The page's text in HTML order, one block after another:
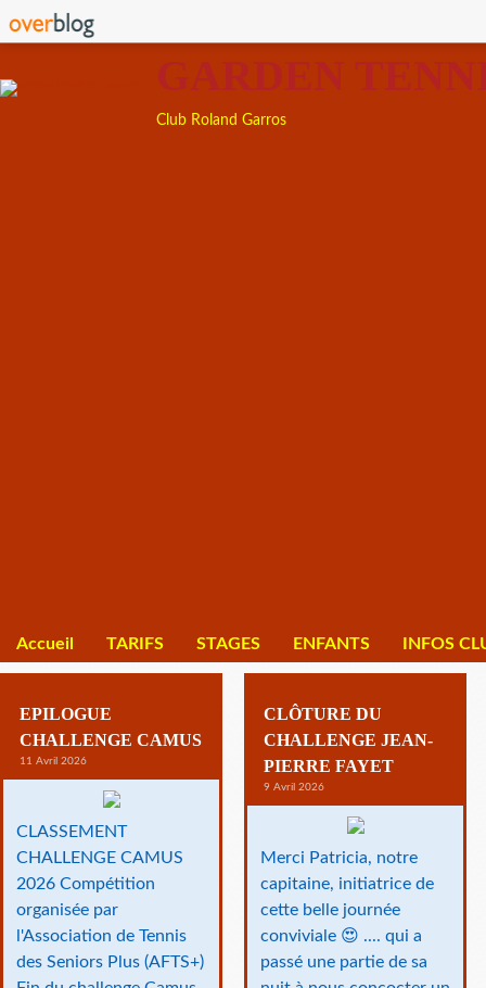
GARDEN
Club Roland Garros
Accueil TARIFS STAGES ENFANTS INFOS
resultats du club
EPILOGUE
CHALLENGE CAMUS
11 Avril 2026
CLASSEMENT
CHALLENGE CAMUS
2026 Compétition
organisée par
l'Association de Tennis
des Seniors Plus (AFTS+)
CLÔTURE DU
CHALLENGE JEAN-
PIERRE FAYET
9 Avril 2026
Merci Patricia, notre
capitaine, initiatrice de
cette belle journée
conviviale 😍 .... qui a
passé une partie de sa